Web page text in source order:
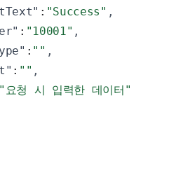
: "Success" ,
: "10001" ,
: "" ,
: "" ,
"요청 시 입력한 데이터"